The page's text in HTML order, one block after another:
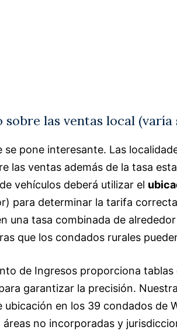
sobre las ventas local
se pone interesante. Las
las ventas además de la tasa
vehículos deberá utilizar el
para determinar la tarifa
una tasa combinada de
que los condados rurales
de Ingresos proporciona
garantizar la precisión.
ubicación en los 39 condados de
no incorporadas y